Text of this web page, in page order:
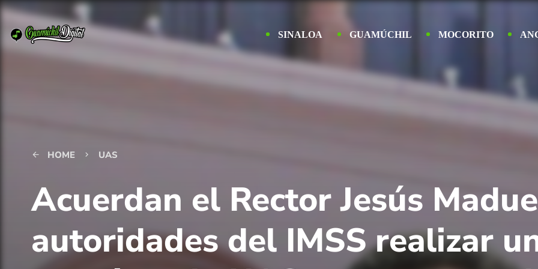
SINALOA GUAMÚCHIL MOCORITO
arrow_back HOME keyboard_arrow_right UAS
Acuerdan el Rector Jesús
autoridades del IMSS realizar